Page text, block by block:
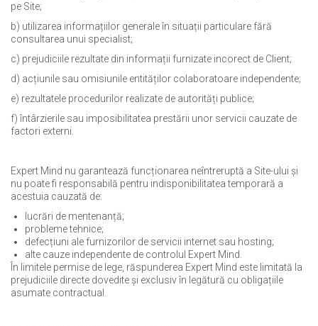
pe Site;
b) utilizarea informațiilor generale în situații particulare fără
consultarea unui specialist;
c) prejudiciile rezultate din informații furnizate incorect de Client;
d) acțiunile sau omisiunile entităților colaboratoare independente;
e) rezultatele procedurilor realizate de autorități publice;
f) întârzierile sau imposibilitatea prestării unor servicii cauzate de
factori externi.
Expert Mind nu garantează funcționarea neîntreruptă a Site-ului și
nu poate fi responsabilă pentru indisponibilitatea temporară a
acestuia cauzată de:
lucrări de mentenanță;
probleme tehnice;
defecțiuni ale furnizorilor de servicii internet sau hosting;
alte cauze independente de controlul Expert Mind.
În limitele permise de lege, răspunderea Expert Mind este limitată la
prejudiciile directe dovedite și exclusiv în legătură cu obligațiile
asumate contractual.